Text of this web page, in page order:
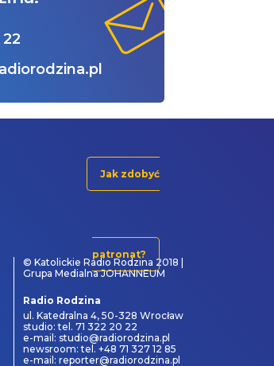
22
Jak zdobyć
patronat?
© Katolickie Radio Rodzina 2018 |
Grupa Medialna JOHANNEUM
Radio Rodzina
ul. Katedralna 4, 50-328 Wrocław
studio: tel. 71 322 20 22
e-mail: studio@radiorodzina.pl
newsroom: tel. +48 71 327 12 85
e-mail: reporter@radiorodzina.pl